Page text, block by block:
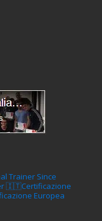
Trainer Since
🇮🇹Certificazione
Europea